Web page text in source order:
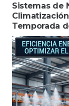
Sistemas de
Temporada